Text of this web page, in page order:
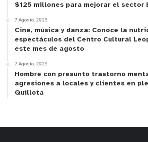
$125 millones para mejorar el sector
7 Agosto, 2026
Cine, música y danza: Conoce la
espectáculos del Centro Cultural
este mes de agosto
7 Agosto, 2026
Hombre con presunto trastorno
agresiones a locales y clientes en
Quillota